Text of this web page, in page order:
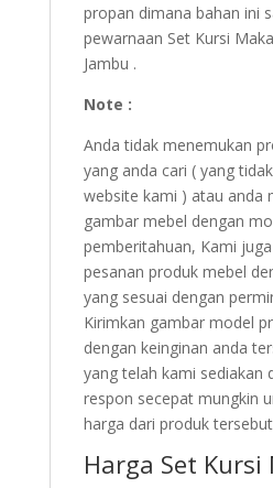
propan dimana bahan ini
pewarnaan Set Kursi
Jambu .
Note :
Anda tidak menemukan
yang anda cari ( yang
website kami ) atau anda
gambar mebel dengan
pemberitahuan, Kami
pesanan produk mebel
yang sesuai dengan
Kirimkan gambar model
dengan keinginan anda
yang telah kami sediakan
respon secepat mungkin
harga dari produk
Harga Set